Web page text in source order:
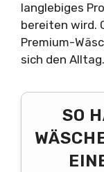
langlebiges
bereiten wird.
Premium-
sich den Alltag.
SO